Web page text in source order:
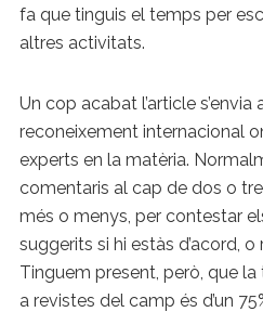
fa que tinguis el temps per
altres activitats.
Un cop acabat l’article s’envia
reconeixement internacional
experts en la matèria.
comentaris al cap de dos o
més o menys, per contestar
suggerits si hi estàs d’acord,
Tinguem present, però, que la
a revistes del camp és d’un